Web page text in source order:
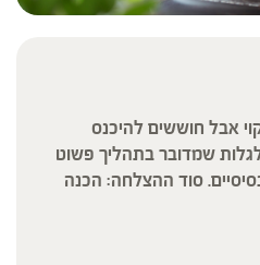
אבל חוששים להיכנס
שמדובר בתהליך פשוט
סוד ההצלחה: הכנה